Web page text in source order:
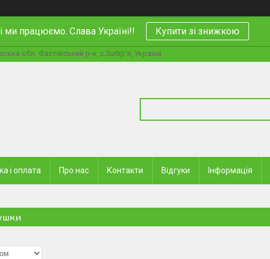
ми працюємо. Слава Україні!! Купити зі знижкою
обл. Фастівський р-н, с.Забір'я, Україна
і оплата Про нас Контакти Відгуки Інформація